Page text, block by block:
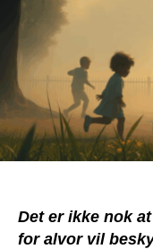
Det er ikke nok
for alvor vil